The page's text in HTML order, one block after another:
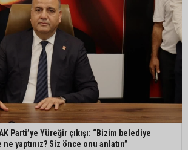
Parti’ye Yüreğir çıkışı: “Bizim belediye
yaptınız? Siz önce onu anlatın”